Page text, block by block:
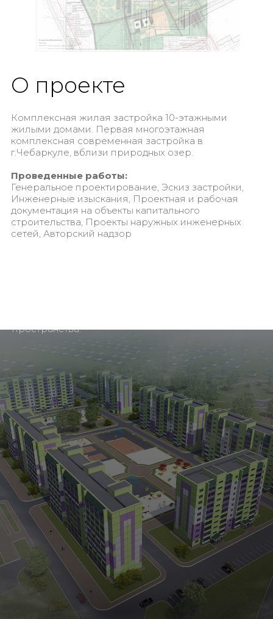
О проекте
Комплексная жилая застройка 10-этажными
жилыми домами. Первая многоэтажная
комплексная современная застройка в
г.Чебаркуле, вблизи природных озер.
Проведенные работы:
Генеральное проектирование, Эскиз застройки,
Инженерные изыскания, Проектная и рабочая
документация на объекты капитального
строительства, Проекты наружных инженерных
сетей​​​​​​​, Авторский надзор
пространства.
ЭСКИЗ
Создали предварительные эскизы,
позволяющие визуализировать будущее